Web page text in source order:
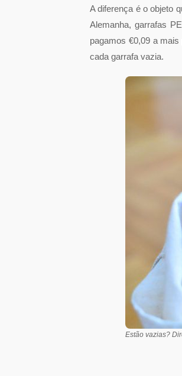
A diferença é o objeto
Alemanha, garrafas
pagamos €0,09 a
cada garrafa vazia.
Estão vazias?